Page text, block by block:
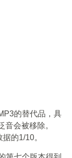
的替代品，具
会被移除。
的1/10。